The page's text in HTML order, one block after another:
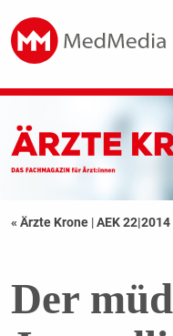
« Ärzte Krone |AEK 22|2014
Der